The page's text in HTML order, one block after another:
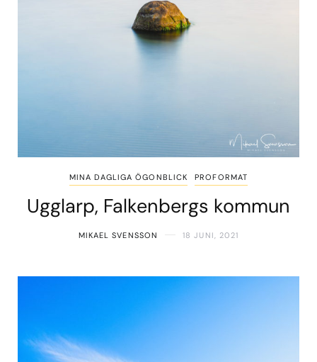
MINA DAGLIGA ÖGONBLICK PROFORMAT
Ugglarp, Falkenbergs kommun
MIKAEL SVENSSON 18 JUNI, 2021